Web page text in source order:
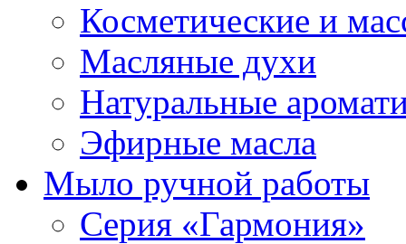
Косметические и
Масляные духи
Натуральные
Эфирные масла
Мыло ручной работы
Серия «Гармония»